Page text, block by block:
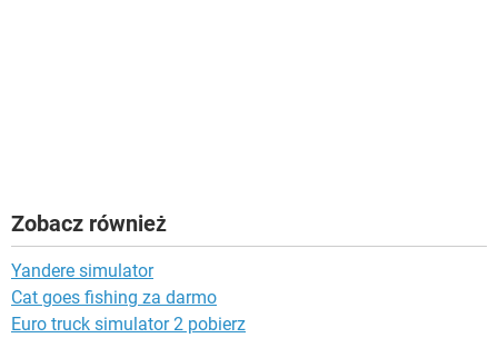
Zobacz również
Yandere simulator
Cat goes fishing za darmo
Euro truck simulator 2 pobierz